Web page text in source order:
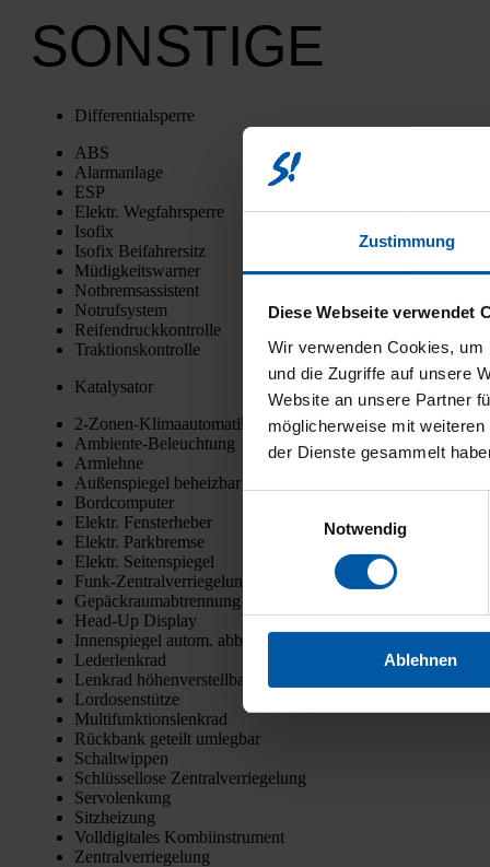
Zustimmung
Diese Webseite verwendet
Wir verwenden Cookies,
und die Zugriffe auf unsere
Website an unsere Partner
möglicherweise mit
der Dienste gesammelt
Notwendig
Ablehnen
SONSTIGE
Dif­fe­ren­ti­al­sper­re
ABS
Alarm­an­la­ge
ESP
Elektr. Weg­fahr­sper­re
Iso­fix
Iso­fix Bei­fah­rer­sitz
Müdig­keits­war­ner
Not­brems­as­sis­tent
Not­ruf­sys­tem
Rei­fen­druck­kon­trol­le
Trak­ti­ons­kon­trol­le
Kata­ly­sa­tor
2‑Zo­nen-Kli­ma­au­to­ma­tik
Ambi­en­te-Beleuch­tung
Arm­leh­ne
Außen­spie­gel beheiz­bar
Bord­com­pu­ter
Elektr. Fens­ter­he­ber
Elektr. Park­brem­se
Elektr. Sei­ten­spie­gel
Funk-Zen­tral­ver­rie­ge­lung
Gepäck­raum­ab­tren­nung
Head-Up Dis­play
Innen­spie­gel autom. abblen­dend
Leder­lenk­rad
Lenk­rad höhen­ver­stell­bar
Lor­do­sen­stüt­ze
Mul­ti­funk­ti­ons­lenk­rad
Rück­bank geteilt umleg­bar
Schalt­wip­pen
Schlüs­sel­lo­se Zen­tral­ver­rie­ge­lung
Ser­vo­len­kung
Sitz­hei­zung
Voll­di­gi­ta­les Kom­bi­in­stru­ment
Zen­tral­ver­rie­ge­lung